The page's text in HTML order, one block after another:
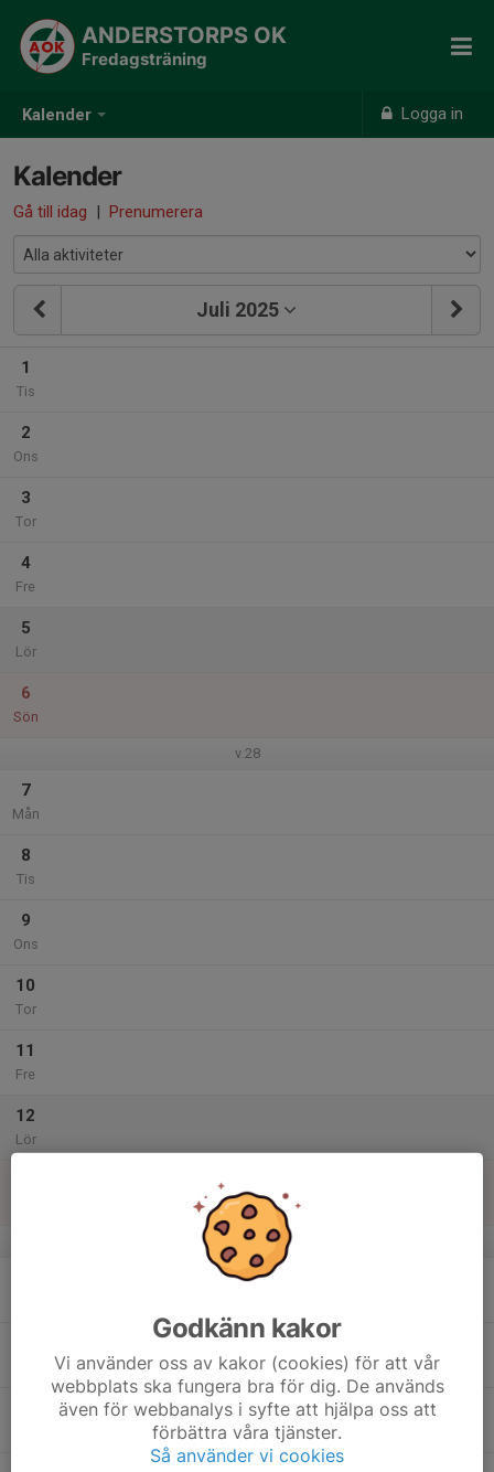
Kalender Logga in
ANDERSTORPS OK
Fredagsträning
Kalender
Gå till idag | Prenumerera
Juli 2025
1
Tis
2
Ons
3
Tor
4
Fre
5
Lör
6
Sön
v.28
7
Mån
8
Tis
9
Ons
10
Tor
11
Fre
12
Lör
v.29
Godkänn kakor
Vi använder oss av kakor (cookies) för att vår
webbplats ska fungera bra för dig. De används
även för webbanalys i syfte att hjälpa oss att
förbättra våra tjänster.
Så använder vi cookies